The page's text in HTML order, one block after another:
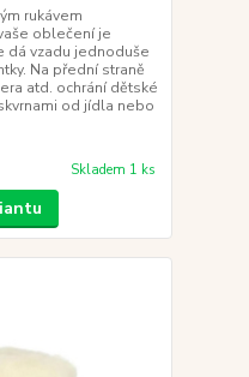
rukávem
oblečení je
dá vzadu jednoduše
Na přední straně
atd. ochrání dětské
od jídla nebo
Skladem 1 ks